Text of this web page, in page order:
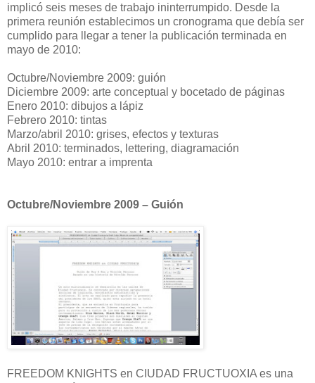
implicó seis meses de trabajo ininterrumpido. Desde la
primera reunión establecimos un cronograma que debía ser
cumplido para llegar a tener la publicación terminada en
mayo de 2010:
Octubre/Noviembre 2009: guión
Diciembre 2009: arte conceptual y bocetado de páginas
Enero 2010: dibujos a lápiz
Febrero 2010: tintas
Marzo/abril 2010: grises, efectos y texturas
Abril 2010: terminados, lettering, diagramación
Mayo 2010: entrar a imprenta
Octubre/Noviembre 2009 – Guión
FREEDOM KNIGHTS en CIUDAD FRUCTUOXIA es una